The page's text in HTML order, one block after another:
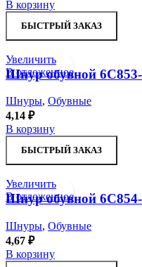
В корзину
БЫСТРЫЙ ЗАКАЗ
Увеличить
В отложенное
Шнур обувной
Шнуры, Обувные
4,14 ₽
В корзину
БЫСТРЫЙ ЗАКАЗ
Увеличить
В отложенное
Шнур обувной
Шнуры, Обувные
4,67 ₽
В корзину